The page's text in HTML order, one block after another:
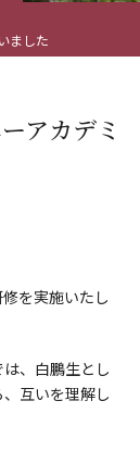
ました
アカデミ
を実施いたし
、白鵬生とし
互いを理解し